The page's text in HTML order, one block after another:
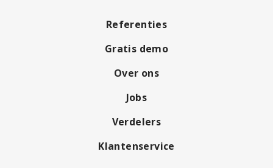
Referenties
Gratis demo
Over ons
Jobs
Verdelers
Klantenservice